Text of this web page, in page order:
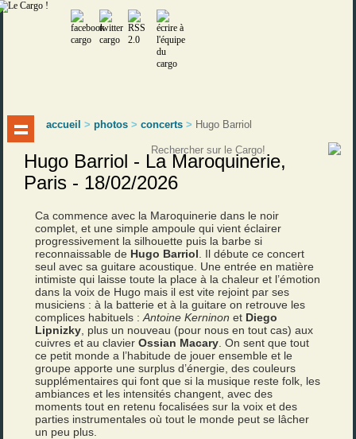
accueil >photos >concerts > Hugo Barriol
Hugo Barriol - La Maroquinerie,
Paris - 18/02/2026
Ca commence avec la Maroquinerie dans le noir
complet, et une simple ampoule qui vient éclairer
progressivement la silhouette puis la barbe si
reconnaissable de Hugo Barriol . Il débute ce concert
seul avec sa guitare acoustique. Une entrée en matière
intimiste qui laisse toute la place à la chaleur et l’émotion
dans la voix de Hugo mais il est vite rejoint par ses
musiciens : à la batterie et à la guitare on retrouve les
complices habituels :Antoine Kerninon et Diego
Lipnizky , plus un nouveau (pour nous en tout cas) aux
cuivres et au clavierOssian Macary . On sent que tout
ce petit monde a l’habitude de jouer ensemble et le
groupe apporte une surplus d’énergie, des couleurs
supplémentaires qui font que si la musique reste folk, les
ambiances et les intensités changent, avec des
moments tout en retenu focalisées sur la voix et des
parties instrumentales où tout le monde peut se lâcher
un peu plus.